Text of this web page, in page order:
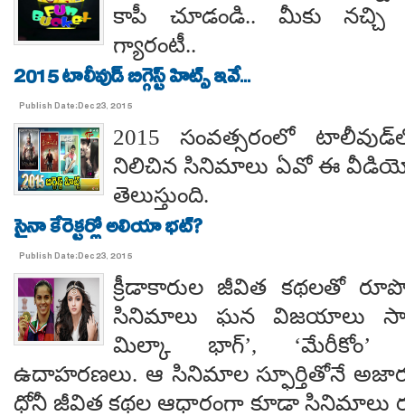
కాపీ చూడండి.. మీకు నచ్చి
గ్యారంటీ..
2015 టాలీవుడ్ బిగ్గెస్ట్ హిట్స్ ఇవే...
Publish Date:Dec 23, 2015
2015 సంవత్సరంలో
నిలిచిన సినిమాలు ఏవో ఈ
తెలుస్తుంది.
సైనా కేరెక్టర్లో అలియా భట్?
Publish Date:Dec 23, 2015
క్రీడాకారుల జీవిత కథలతో
సినిమాలు ఘన విజయాలు
మిల్కా భాగ్’, ‘మేరీకోం’
ఉదాహరణలు. ఆ సినిమాల స్ఫూర్తితోనే
ధోనీ జీవిత కథల ఆధారంగా కూడా సినిమాలు